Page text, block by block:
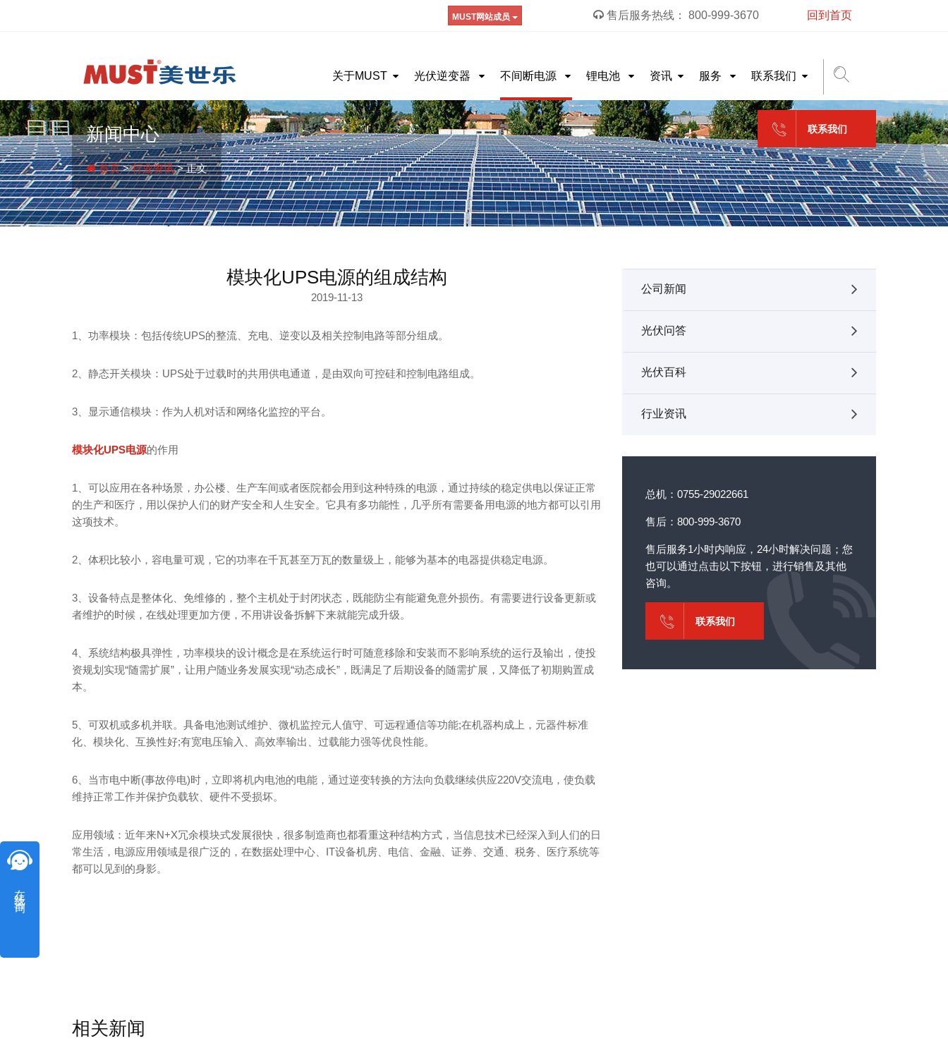
售后服务热线： 800-999-3670 回到首页
MUST网站成员
关于MUST 光伏逆变器 不间断电源 锂电池 资讯 服务 联系我们
新闻中心
首页>行业资讯> 正文
联系我们
模块化UPS电源的组成结构
2019-11-13
1、功率模块：包括传统UPS的整流、充电、逆变以及相关控制电路等部分组成。
2、静态开关模块：UPS处于过载时的共用供电通道，是由双向可控硅和控制电路组成。
3、显示通信模块：作为人机对话和网络化监控的平台。
模块化UPS电源的作用
1、可以应用在各种场景，办公楼、生产车间或者医院都会用到这种特殊的电源，通过持续的稳定供电以保证正常
的生产和医疗，用以保护人们的财产安全和人生安全。它具有多功能性，几乎所有需要备用电源的地方都可以引用
这项技术。
2、体积比较小，容电量可观，它的功率在千瓦甚至万瓦的数量级上，能够为基本的电器提供稳定电源。
3、设备特点是整体化、免维修的，整个主机处于封闭状态，既能防尘有能避免意外损伤。有需要进行设备更新或
者维护的时候，在线处理更加方便，不用讲设备拆解下来就能完成升级。
4、系统结构极具弹性，功率模块的设计概念是在系统运行时可随意移除和安装而不影响系统的运行及输出，使投
资规划实现“随需扩展”，让用户随业务发展实现“动态成长”，既满足了后期设备的随需扩展，又降低了初期购置成
本。
5、可双机或多机并联。具备电池测试维护、微机监控元人值守、可远程通信等功能;在机器构成上，元器件标准
化、模块化、互换性好;有宽电压输入、高效率输出、过载能力强等优良性能。
6、当市电中断(事故停电)时，立即将机内电池的电能，通过逆变转换的方法向负载继续供应220V交流电，使负载
维持正常工作并保护负载软、硬件不受损坏。
应用领域：近年来N+X冗余模块式发展很快，很多制造商也都看重这种结构方式，当信息技术已经深入到人们的日
常生活，电源应用领域是很广泛的，在数据处理中心、IT设备机房、电信、金融、证券、交通、税务、医疗系统等
都可以见到的身影。
公司新闻
光伏问答
光伏百科
行业资讯
总机：0755-29022661
售后：800-999-3670
售后服务1小时内响应，24小时解决问题；您
也可以通过点击以下按钮，进行销售及其他
咨询。
联系我们
相关新闻
在线咨询